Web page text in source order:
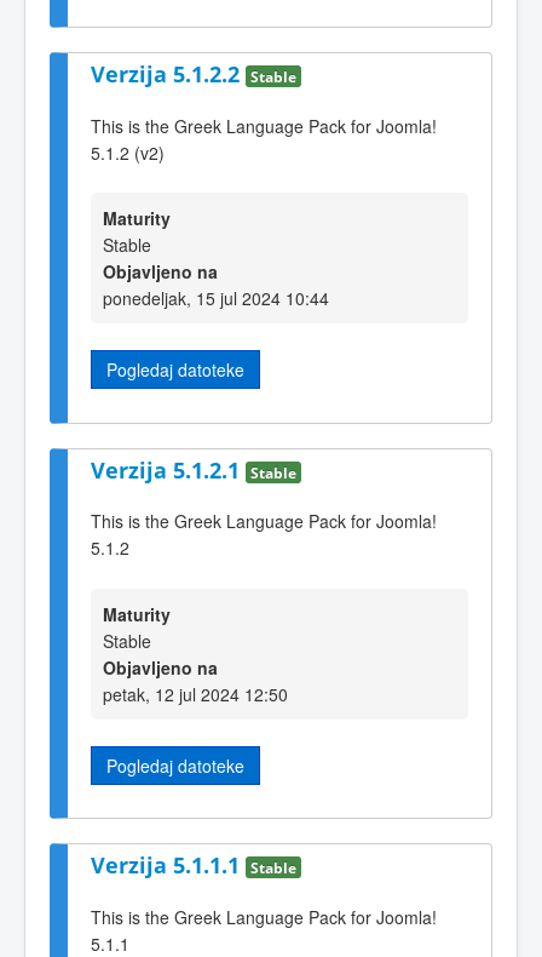
Verzija 5.1.2.2 Stable
This is the Greek Language Pack for Joomla!
5.1.2 (v2)
Maturity
Stable
Objavljeno na
ponedeljak, 15 jul 2024 10:44
Pogledaj datoteke
Verzija 5.1.2.1 Stable
This is the Greek Language Pack for Joomla!
5.1.2
Maturity
Stable
Objavljeno na
petak, 12 jul 2024 12:50
Pogledaj datoteke
Verzija 5.1.1.1 Stable
This is the Greek Language Pack for Joomla!
5.1.1